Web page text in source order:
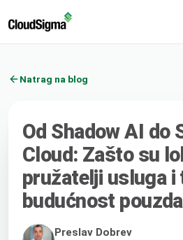
Natrag na blog
Od Shadow AI do
Cloud: Zašto su
pružatelji usluga i
budućnost
Preslav Dobrev